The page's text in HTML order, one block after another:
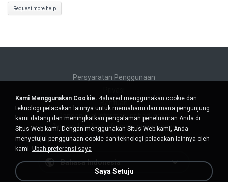
Request more help
Persyaratan Penggunaan
Bantuan
Jangan jual informasi pribadi saya
Jangan bagikan informasi pribadi saya
Bahasa Indonesia
Kami Menggunakan Cookie. 4shared menggunakan cookie dan
teknologi pelacakan lainnya untuk memahami dari mana pengunjung
kami datang dan meningkatkan pengalaman penelusuran Anda di
Situs Web kami. Dengan menggunakan Situs Web kami, Anda
menyetujui penggunaan cookie dan teknologi pelacakan lainnya oleh
kami. Ubah preferensi saya
Saya Setuju